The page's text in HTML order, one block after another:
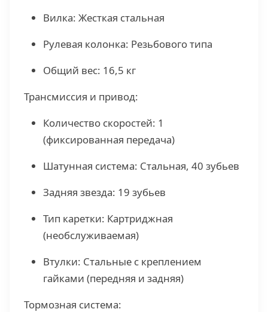
Вилка: Жесткая стальная
Рулевая колонка: Резьбового типа
Общий вес: 16,5 кг
Трансмиссия и привод:
Количество скоростей: 1
(фиксированная передача)
Шатунная система: Стальная, 40 зубьев
Задняя звезда: 19 зубьев
Тип каретки: Картриджная
(необслуживаемая)
Втулки: Стальные с креплением
гайками (передняя и задняя)
Тормозная система: